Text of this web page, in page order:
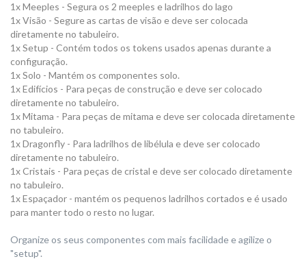
1x Meeples - Segura os 2 meeples e ladrilhos do lago
1x Visão - Segure as cartas de visão e deve ser colocada
diretamente no tabuleiro.
1x Setup - Contém todos os tokens usados ​​apenas durante a
configuração.
1x Solo - Mantém os componentes solo.
1x Edifícios - Para peças de construção e deve ser colocado
diretamente no tabuleiro.
1x Mitama - Para peças de mitama e deve ser colocada diretamente
no tabuleiro.
1x Dragonfly - Para ladrilhos de libélula e deve ser colocado
diretamente no tabuleiro.
1x Cristais - Para peças de cristal e deve ser colocado diretamente
no tabuleiro.
1x Espaçador - mantém os pequenos ladrilhos cortados e é usado
para manter todo o resto no lugar.
Organize os seus componentes com mais facilidade e agilize o
"setup".